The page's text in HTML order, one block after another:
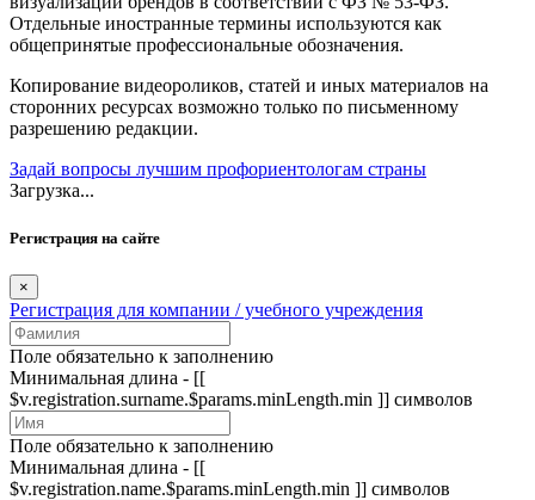
Отдельные иностранные термины используются как
общепринятые профессиональные обозначения.
Копирование видеороликов, статей и иных материалов на
сторонних ресурсах возможно только по письменному
разрешению редакции.
Задай вопросы лучшим профориентологам страны
Загрузка...
Регистрация на сайте
×
Регистрация для компании / учебного учреждения
Поле обязательно к заполнению
Минимальная длина - [[
$v.registration.surname.$params.minLength.min ]] символов
Поле обязательно к заполнению
Минимальная длина - [[
$v.registration.name.$params.minLength.min ]] символов